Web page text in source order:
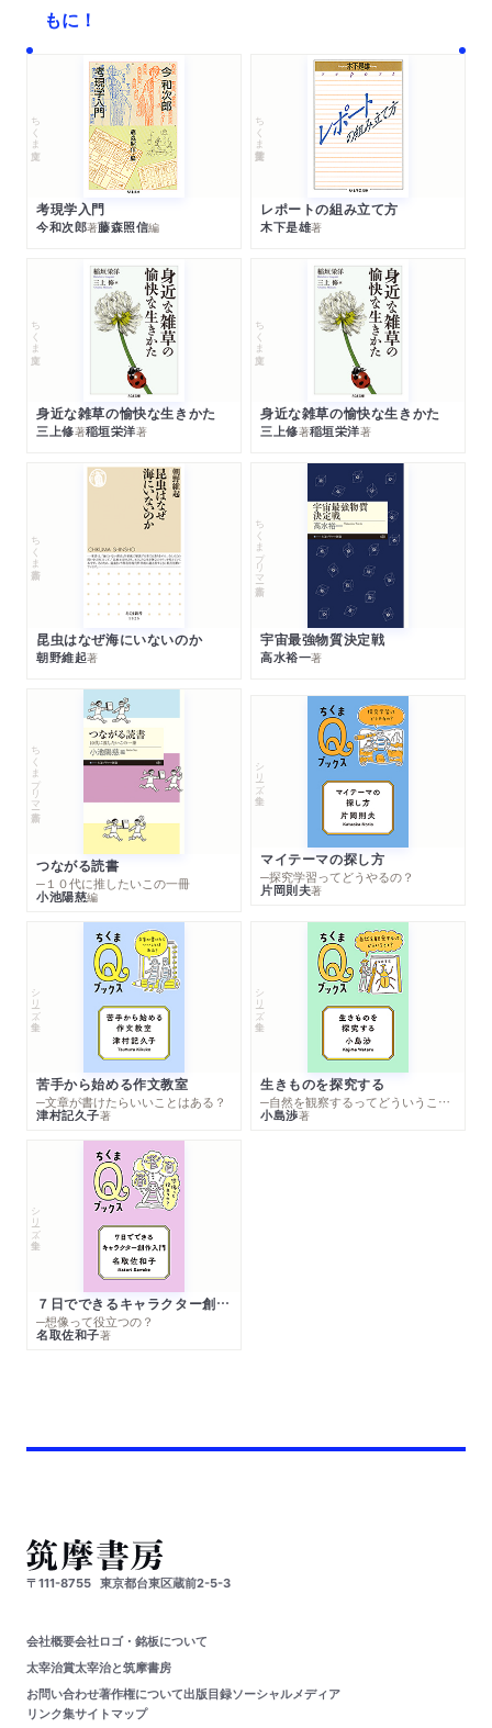
もに！
ちくま文庫
考現学入門
今和次郎著藤森照信編
ちくま学芸文庫
レポートの組み立て方
木下是雄著
ちくま文庫
身近な雑草の愉快な生きかた
三上修著稲垣栄洋著
ちくま文庫
身近な雑草の愉快な生きかた
三上修著稲垣栄洋著
ちくま新書
昆虫はなぜ海にいないのか
朝野維起著
ちくまプリマー新書
宇宙最強物質決定戦
高水裕一著
ちくまプリマー新書
つながる読書
─１０代に推したいこの一冊
小池陽慈編
シリーズ・全集
マイテーマの探し方
─探究学習ってどうやるの？
片岡則夫著
シリーズ・全集
苦手から始める作文教室
─文章が書けたらいいことはある？
津村記久子著
シリーズ・全集
生きものを探究する
─自然を観察するってどういうこと？
小島渉著
シリーズ・全集
７日でできるキャラクター創作入門
─想像って役立つの？
名取佐和子著
〒111-8755 東京都台東区蔵前2-5-3
会社概要会社ロゴ・銘板について
太宰治賞太宰治と筑摩書房
お問い合わせ著作権について出版目録ソーシャルメディア
リンク集サイトマップ